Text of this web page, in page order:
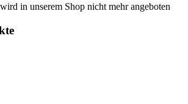
in unserem Shop nicht mehr angeboten